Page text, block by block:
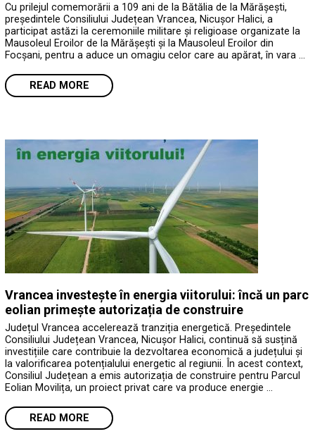
Cu prilejul comemorării a 109 ani de la Bătălia de la Mărășești,
președintele Consiliului Județean Vrancea, Nicușor Halici, a
participat astăzi la ceremoniile militare și religioase organizate la
Mausoleul Eroilor de la Mărășești și la Mausoleul Eroilor din
Focșani, pentru a aduce un omagiu celor care au apărat, în vara …
READ MORE
Vrancea investește în energia viitorului: încă un parc
eolian primește autorizația de construire
Județul Vrancea accelerează tranziția energetică. Președintele
Consiliului Județean Vrancea, Nicușor Halici, continuă să susțină
investițiile care contribuie la dezvoltarea economică a județului și
la valorificarea potențialului energetic al regiunii. În acest context,
Consiliul Județean a emis autorizația de construire pentru Parcul
Eolian Movilița, un proiect privat care va produce energie …
READ MORE